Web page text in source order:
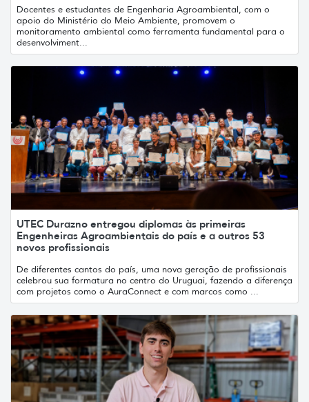
Docentes e estudantes de Engenharia Agroambiental, com o
apoio do Ministério do Meio Ambiente, promovem o
monitoramento ambiental como ferramenta fundamental para o
desenvolviment...
UTEC Durazno entregou diplomas às primeiras
Engenheiras Agroambientais do país e a outros 53
novos profissionais
De diferentes cantos do país, uma nova geração de profissionais
celebrou sua formatura no centro do Uruguai, fazendo a diferença
com projetos como o AuraConnect e com marcos como ...